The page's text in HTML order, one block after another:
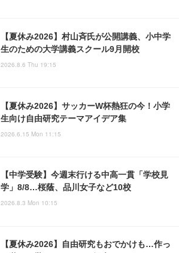
【夏休み2026】村山斉氏が公開講義、小中学
生のための大学講義スクール9月開校
2026.8.6 Thu 19:15
【夏休み2026】サッカーW杯熱狂の今！小学
生向け自由研究テーマアイデア集
2026.6.15 Mon 11:15
【中学受験】今週末行ける中高一貫「学校見
学」8/8…桜蔭、品川女子など10校
2026.8.3 Mon 10:15
【夏休み2026】自由研究もおでかけも…作っ